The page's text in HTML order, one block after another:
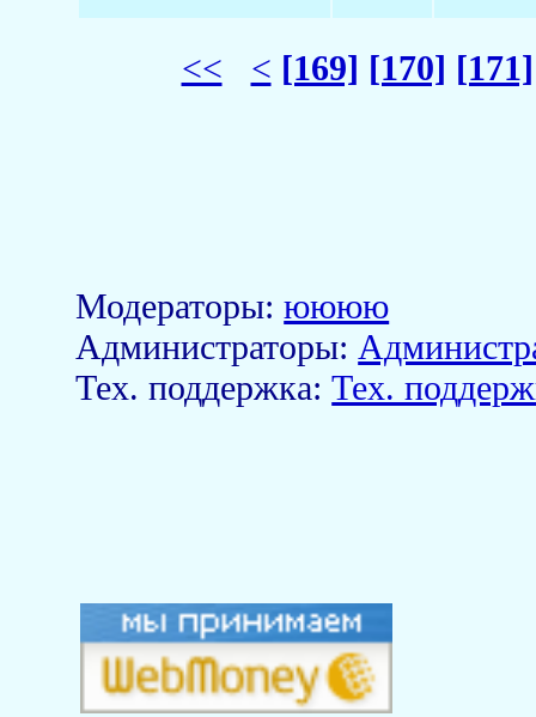
<< < [169] [170] [171]
Модераторы:юююю
Aдминистраторы:
Тех. поддержка:Тех.